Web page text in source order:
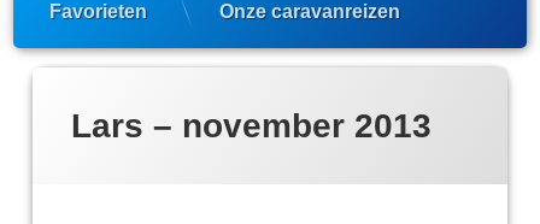
Favorieten Onze caravanreizen
Lars – november 2013